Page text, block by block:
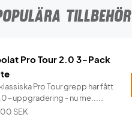
TILLBEHÖR
Pro Tour 2.0 3-Pack
Pro Tour grepp har fått
uppgradering - nu me...
SEK